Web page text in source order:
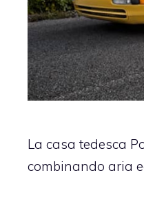
La casa tedesca
combinando aria